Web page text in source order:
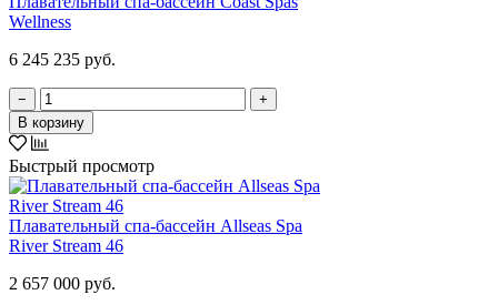
Wellness
6 245 235 руб.
−
+
В корзину
Быстрый просмотр
Плавательный спа-бассейн Allseas Spa
River Stream 46
2 657 000 руб.